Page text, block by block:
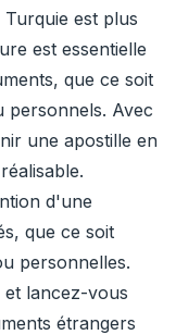
est plus
est essentielle
que ce soit
personnels. Avec
une apostille en
d'une
que ce soit
personnelles.
et lancez-vous
étrangers